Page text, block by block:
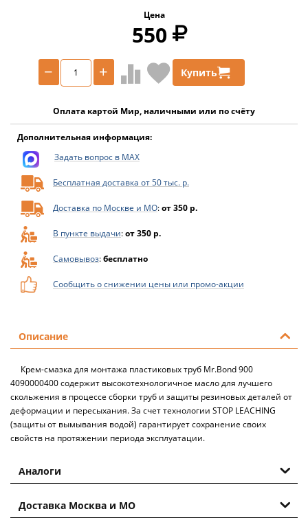
Цена
550
+
− Купить
Оплата картой Мир, наличными или по счёту
Дополнительная информация:
Задать вопрос в MAX
Бесплатная доставка от 50 тыс. р.
Доставка по Москве и МО:от 350 р.
В пункте выдачи:от 350 р.
Самовывоз:бесплатно
Сообщить о снижении цены или промо-акции
Описание
Крем-смазка для монтажа пластиковых труб Mr.Bond 900
4090000400 содержит высокотехнологичное масло для лучшего
скольжения в процессе сборки труб и защиты резиновых деталей от
деформации и пересыхания. За счет технологии STOP LEACHING
(защиты от вымывания водой) гарантирует сохранение своих
свойств на протяжении периода эксплуатации.
Аналоги
Доставка Москва и МО